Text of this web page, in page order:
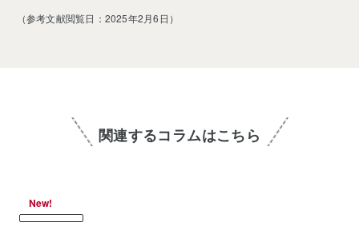
（参考文献閲覧日：2025年2月6日）
関連するコラムはこちら
New!